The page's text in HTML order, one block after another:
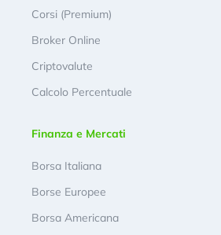
Corsi (Premium)
Broker Online
Criptovalute
Calcolo Percentuale
Finanza e Mercati
Borsa Italiana
Borse Europee
Borsa Americana